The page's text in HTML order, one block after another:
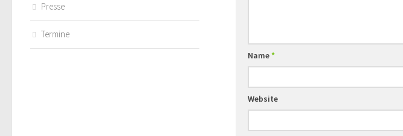
Name*
Website
Presse
Termine